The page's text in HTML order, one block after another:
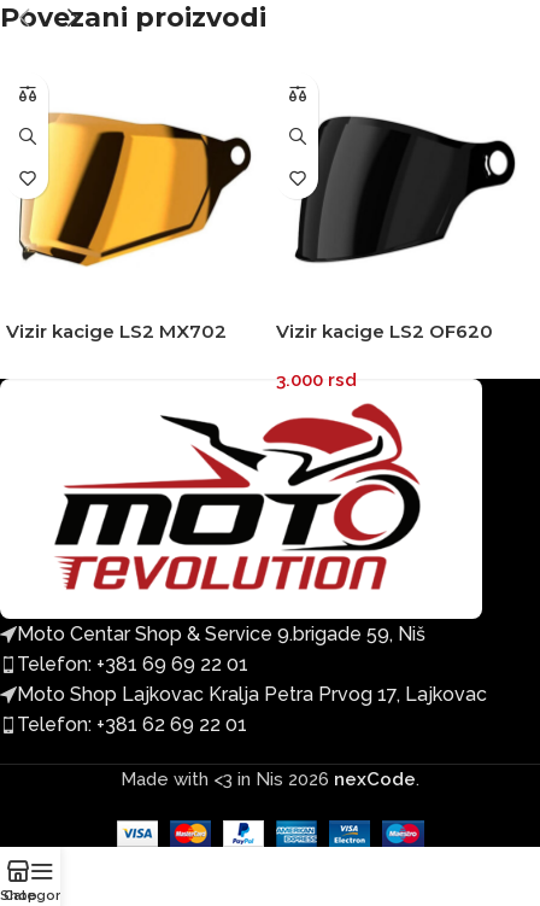
Povezani proizvodi
Vizir kacige LS2 MX702
Vizir kacige LS2 OF620
3.000 rsd
Moto Centar Shop & Service 9.brigade 59, Niš
Telefon: +381 69 69 22 01
Moto Shop Lajkovac Kralja Petra Prvog 17, Lajkovac
Telefon: +381 62 69 22 01
Made with <3 in Nis 2026 nexCode.
Shop
Categories